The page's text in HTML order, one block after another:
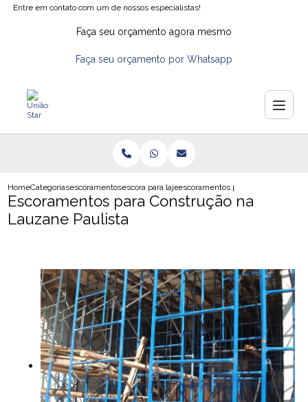
Entre em contato com um de nossos especialistas!
Faça seu orçamento agora mesmo
Faça seu orçamento por Whatsapp
HomeCategoriasescoramentosescora para lajeescoramentos para construcao na
Escoramentos para Construção na
Lauzane Paulista